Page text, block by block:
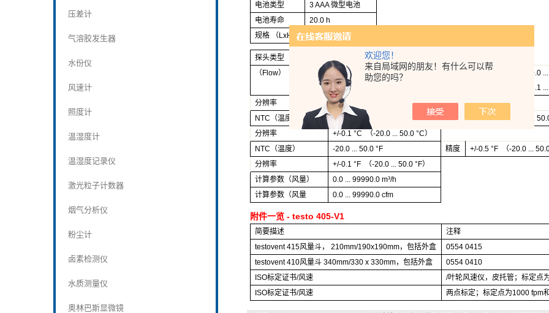
欢迎您！
来自局域网的朋友！有什么可以帮
助您的吗？
压差计
气溶胶发生器
水份仪
风速计
照度计
温湿度计
温湿度记录仪
激光粒子计数器
烟气分析仪
粉尘计
卤素检测仪
水质测量仪
奥林巴斯显微镜
电池类型
3 AAA微型电池
电池寿命
20.0 h
规格 （LxH） 0.0 x 0.0 x 0.0 mm
探头类型
（Flow）
0.0 ... 10.0 m/s 精度 +/-5.0%
（0.0 ...
（2.1
分辨率
+/-0.01 m/s （0.0 ... 10.0 m/s）
NTC（温度 -20.0 ... 50.0 °C 精度
+/-0.5 °C （-20.0 ... 50.0
分辨率
+/-0.1 °C （-20.0 ... 50.0 °C）
NTC（温度） -20.0 ... 50.0 °F 精度
+/-0.5 °F （-20.0 ... 50.0
分辨率
+/-0.1 °F （-20.0 ... 50.0 °F）
计算参数 （风量）
0.0 ... 99990.0 m³/h
计算参数 （风量 0.0 ... 99990.0 cfm
附件一览- testo 405-V1
简要描述 注释
testovent 415风量斗， 210mm/190x190mm，包括外盒
0554 0415
testovent 410风量斗 340mm/330 x 330mm，包括外盒
0554 0410
ISO标定证书/风速 /叶轮风速仪，皮托管；标定点
ISO标定证书/风速 两点标定；标定点为1000 fpm